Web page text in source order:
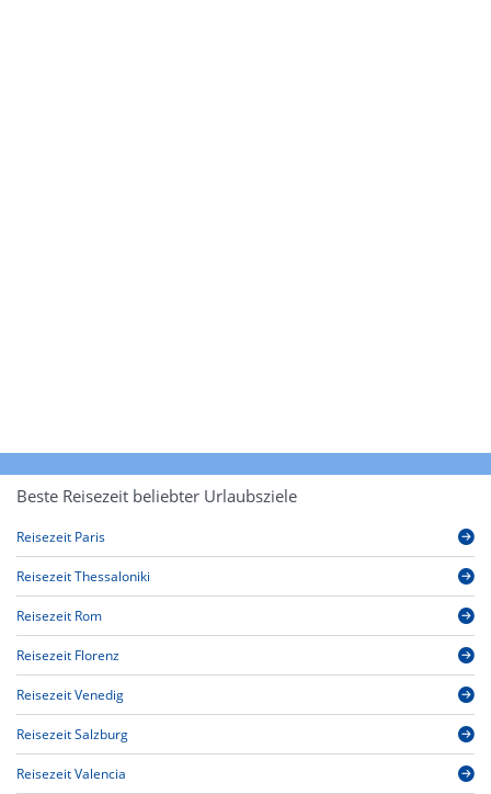
Beste Reisezeit beliebter Urlaubsziele
Reisezeit Paris
Reisezeit Thessaloniki
Reisezeit Rom
Reisezeit Florenz
Reisezeit Venedig
Reisezeit Salzburg
Reisezeit Valencia